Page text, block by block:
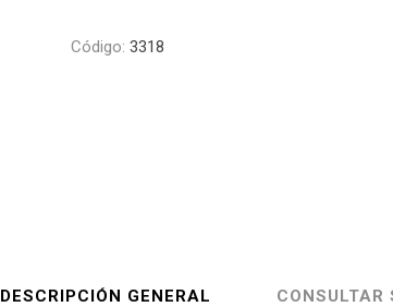
Código: 3318
DESCRIPCIÓN GENERAL CONSULTAR